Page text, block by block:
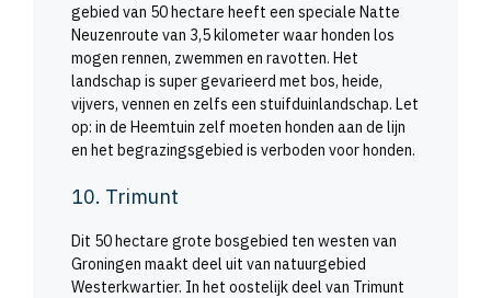
gebied van 50 hectare heeft een speciale Natte
Neuzenroute van 3,5 kilometer waar honden los
mogen rennen, zwemmen en ravotten. Het
landschap is super gevarieerd met bos, heide,
vijvers, vennen en zelfs een stuifduinlandschap. Let
op: in de Heemtuin zelf moeten honden aan de lijn
en het begrazingsgebied is verboden voor honden.
10. Trimunt
Dit 50 hectare grote bosgebied ten westen van
Groningen maakt deel uit van natuurgebied
Westerkwartier. In het oostelijk deel van Trimunt